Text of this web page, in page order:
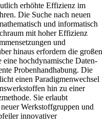
erhöhte Effizienz im
Die Suche nach neuen
und informatisch
mit hoher Effizienz
und
hinaus erfordern die großen
eine hochdynamische Daten-
Probenhandhabung. Die
einen Paradigmenwechsel
hin zu einer
Sie erlaubt
Werkstoffgruppen und
innovativer